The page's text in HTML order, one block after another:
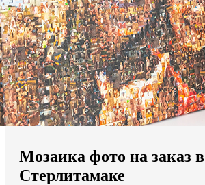
Мы доставляем по всему миру
Продолжить без города
Мозаика фото на заказ в
Стерлитамаке